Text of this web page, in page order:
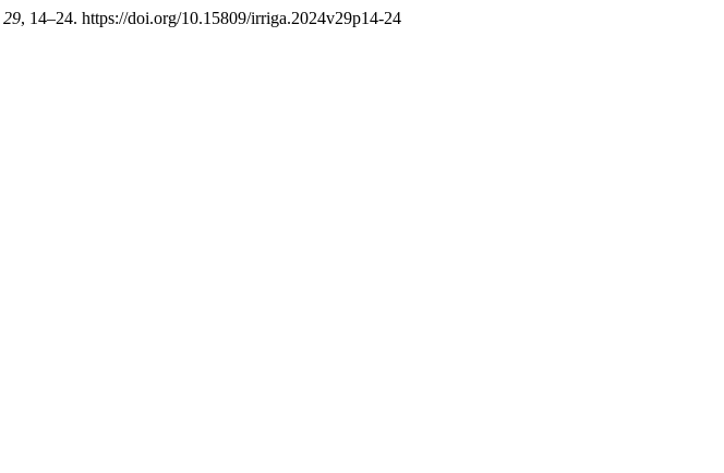
29, 14–24. https://doi.org/10.15809/irriga.2024v29p14-24